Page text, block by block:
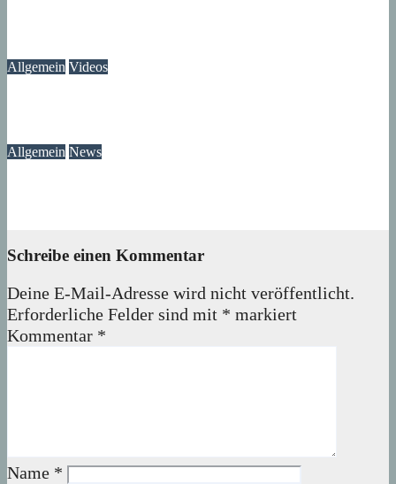
Allgemein Videos
Allgemein News
Schreibe einen Kommentar
Deine E-Mail-Adresse wird nicht veröffentlicht.
Erforderliche Felder sind mit * markiert
Kommentar *
Name *